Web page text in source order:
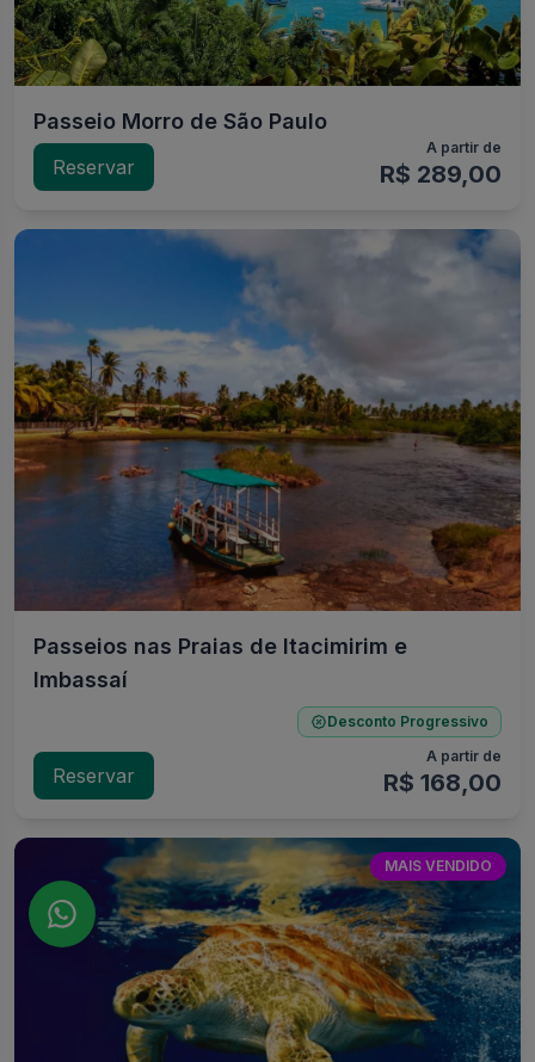
Passeio Morro de São Paulo
Reservar
A partir de
R$ 289,00
Passeios nas Praias de Itacimirim e
Imbassaí
Desconto Progressivo
Reservar
A partir de
R$ 168,00
MAIS VENDIDO